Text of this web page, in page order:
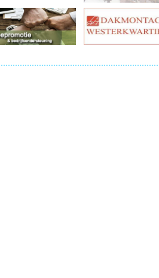
Partijen
Wonen &
On-line
Financiën,